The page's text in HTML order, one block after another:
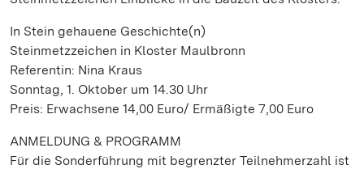
In Stein gehauene Geschichte(n)
Steinmetzzeichen in Kloster Maulbronn
Referentin: Nina Kraus
Sonntag, 1. Oktober um 14.30 Uhr
Preis: Erwachsene 14,00 Euro/ Ermäßigte 7,00 Euro
ANMELDUNG & PROGRAMM
Für die Sonderführung mit begrenzter Teilnehmerzahl ist